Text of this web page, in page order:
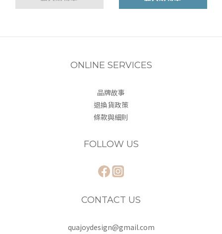
ONLINE SERVICES
品牌故事
退換貨政策
條款與細則
FOLLOW US
CONTACT US
quajoydesign@gmail.com